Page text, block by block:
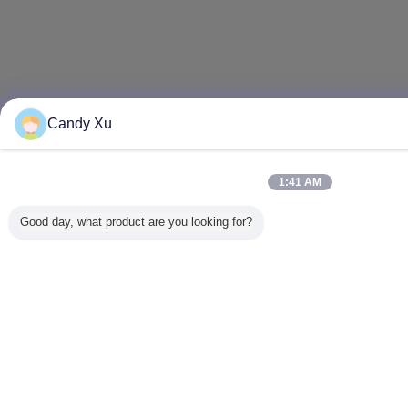
Candy Xu
1:41 AM
Good day, what product are you looking for?